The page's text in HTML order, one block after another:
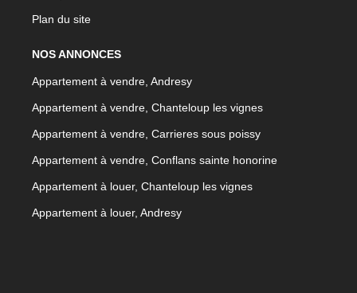
Plan du site
NOS ANNONCES
Appartement à vendre, Andresy
Appartement à vendre, Chanteloup les vignes
Appartement à vendre, Carrieres sous poissy
Appartement à vendre, Conflans sainte honorine
Appartement à louer, Chanteloup les vignes
Appartement à louer, Andresy